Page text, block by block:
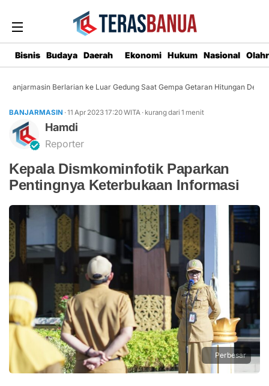
Bisnis Budaya Daerah Ekonomi Hukum Nasional
Banjarmasin Berlarian ke Luar Gedung Saat Gempa Getaran Hitungan Detik
BANJARMASIN · 11 Apr 202317:20WITA · kurang dari 1 menit
Hamdi
Reporter
Kepala Dismkominfotik Paparkan
Pentingnya Keterbukaan Informasi
Perbesar